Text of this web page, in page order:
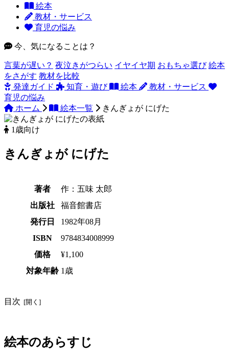
絵本
教材・サービス
育児の悩み
今、気になることは？
言葉が遅い？ 夜泣きがつらい イヤイヤ期 おもちゃ選び 絵本
をさがす 教材を比較
発達ガイド
知育・遊び 絵本
教材・サービス
育児の悩み
ホーム
絵本一覧 きんぎょが にげた
1歳向け
きんぎょが にげた
著者
作：五味 太郎
出版社
福音館書店
発行日
1982年08月
ISBN
9784834008999
価格
¥1,100
対象年齢 1歳
目次
絵本のあらすじ